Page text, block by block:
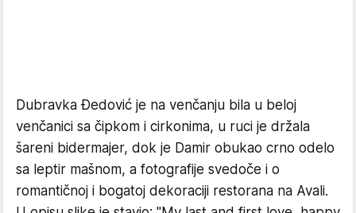
Dubravka Đedović je na venčanju bila u beloj
venčanici sa čipkom i cirkonima, u ruci je držala
šareni bidermajer, dok je Damir obukao crno odelo
sa leptir mašnom, a fotografije svedoče i o
romantičnoj i bogatoj dekoraciji restorana na Avali.